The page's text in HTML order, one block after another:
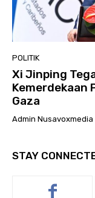
POLITIK
Xi Jinping
Kemerdekaan
Gaza
Admin Nusavoxmedia
STAY